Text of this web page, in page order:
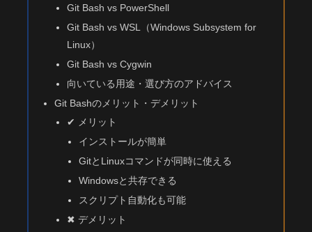
Git Bash vs PowerShell
Git Bash vs WSL（Windows Subsystem for
Linux）
Git Bash vs Cygwin
向いている用途・選び方のアドバイス
Git Bashのメリット・デメリット
✔ メリット
インストールが簡単
GitとLinuxコマンドが同時に使える
Windowsと共存できる
スクリプト自動化も可能
✖ デメリット